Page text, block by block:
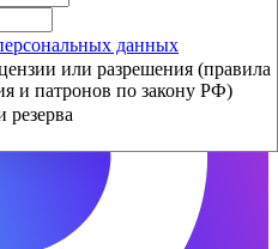
данных
или разрешения (правила
и патронов по закону РФ)
резерва